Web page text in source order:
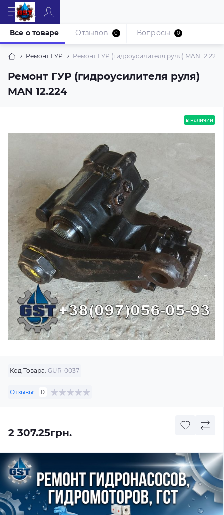
Ремонт ГУР Ремонт ГУР (гидроусилителя руля) MAN 12.224
Ремонт ГУР (гидроусилителя руля)
MAN 12.224
Все о товаре Отзывов 0 Вопросы 0
в наличии
Код Товара: GUR-0037
Отзывы: 0
2 307.25грн.